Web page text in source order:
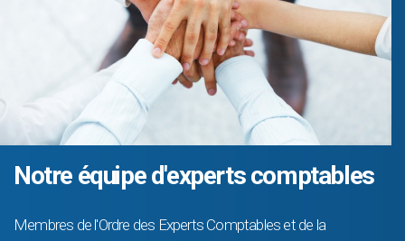
Notre équipe d'experts comptables
Membres de l'Ordre des Experts Comptables et de la